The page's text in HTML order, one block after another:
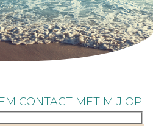
CONTACT MET MIJ OP